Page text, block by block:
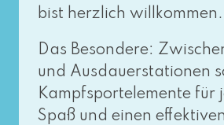
bist herz­lich willkommen.
Das Besondere:
und Ausdauerstationen
Kampfsportelemente für
Spaß und einen effek­ti­ven